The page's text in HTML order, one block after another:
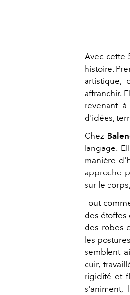
Avec cette
histoire.
artistique,
affranchir.
revenant
d'idées,
Chez
langage.
manière
approche
sur le
Tout
des étoffes
des robes
les
semblent
cuir,
rigidité et
s'animent,